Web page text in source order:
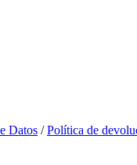
Datos /Política de